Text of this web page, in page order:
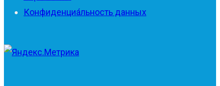
Конфиденциа́льность данных